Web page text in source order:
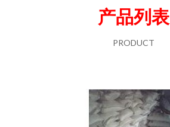
产品列表
PRODUCT